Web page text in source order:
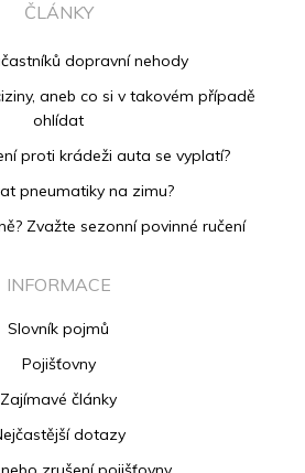
ČLÁNKY
dopravní nehody
aneb co si v takovém případě
ohlídat
proti krádeži auta se vyplatí?
pneumatiky na zimu?
Zvažte sezonní povinné ručení
INFORMACE
Slovník pojmů
Pojišťovny
Zajímavé články
dotazy